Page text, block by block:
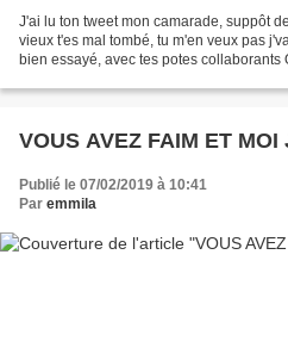
J'ai lu ton tweet mon camarade, suppôt
vieux t'es mal tombé, tu m'en veux pas
bien essayé, avec tes potes collaborants
VOUS AVEZ FAIM ET MOI
Publié le 07/02/2019 à 10:41
Par emmila